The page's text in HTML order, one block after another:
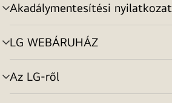
Akadálymentesítési nyilatkozat
menu
toggle
LG WEBÁRUHÁZ
menu
toggle
Az LG-ről
menu
toggle